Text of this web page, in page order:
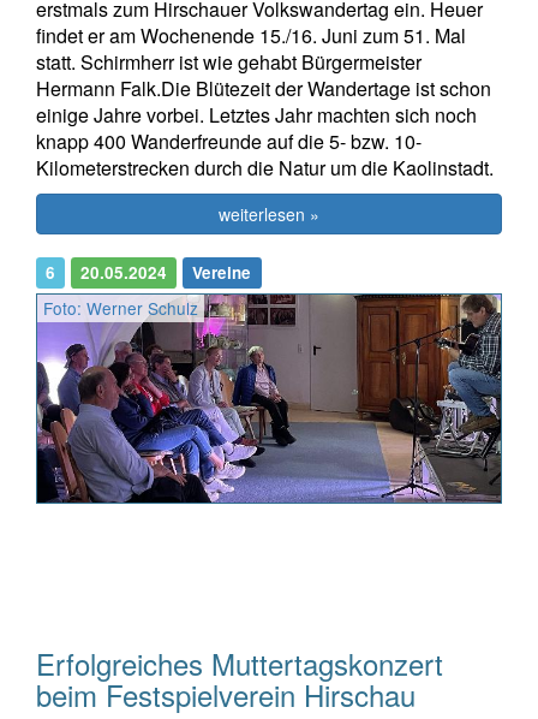
erstmals zum Hirschauer Volkswandertag ein. Heuer
findet er am Wochenende 15./16. Juni zum 51. Mal
statt. Schirmherr ist wie gehabt Bürgermeister
Hermann Falk.Die Blütezeit der Wandertage ist schon
einige Jahre vorbei. Letztes Jahr machten sich noch
knapp 400 Wanderfreunde auf die 5- bzw. 10-
Kilometerstrecken durch die Natur um die Kaolinstadt.
weiterlesen »
6 20.05.2024 Vereine
Foto: Werner Schulz
Erfolgreiches Muttertagskonzert
beim Festspielverein Hirschau